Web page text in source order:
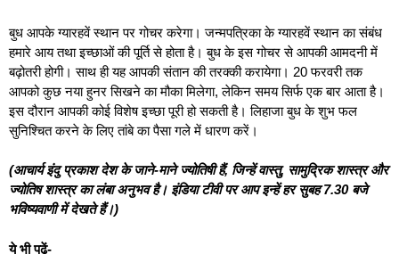
बुध आपके ग्यारहवें स्थान पर गोचर करेगा। जन्मपत्रिका के ग्यारहवें स्थान का संबंध
हमारे आय तथा इच्छाओं की पूर्ति से होता है। बुध के इस गोचर से आपकी आमदनी में
बढ़ोतरी होगी। साथ ही यह आपकी संतान की तरक्की करायेगा। 20 फरवरी तक
आपको कुछ नया हुनर सिखने का मौका मिलेगा, लेकिन समय सिर्फ एक बार आता है।
इस दौरान आपकी कोई विशेष इच्छा पूरी हो सकती है। लिहाजा बुध के शुभ फल
सुनिश्चित करने के लिए तांबे का पैसा गले में धारण करें।
(आचार्य इंदु प्रकाश देश के जाने-माने ज्योतिषी हैं, जिन्हें वास्तु, सामुद्रिक शास्त्र और
ज्योतिष शास्त्र का लंबा अनुभव है। इंडिया टीवी पर आप इन्हें हर सुबह 7.30 बजे
भविष्यवाणी में देखते हैं।)
ये भी पढ़ें-